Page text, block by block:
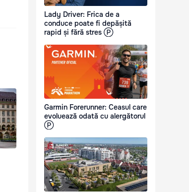
Lady Driver: Frica de a
conduce poate fi depășită
rapid și fără stres Ⓟ
Garmin Forerunner: Ceasul care
evoluează odată cu alergătorul
Ⓟ